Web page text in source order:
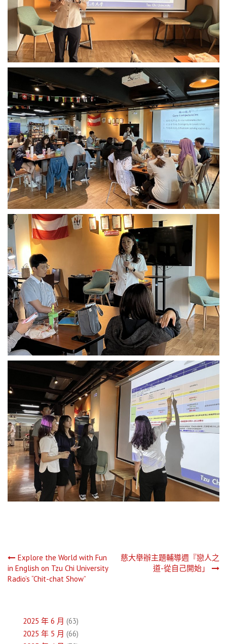
文
章
覽
Explore the World with Fun
in English on Tzu Chi University
Radio’s “Chit-chat Show”
慈大舉辦主題輔導週『戀人之
道-從自己開始」
2025 年 6 月 (63)
2025 年 5 月 (66)